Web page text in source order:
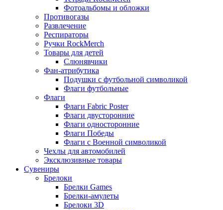
Фотоальбомы и обложки
Противогазы
Развлечение
Респираторы
Ручки RockMerch
Товары для детей
Слюнявчики
Фан-атрибутика
Подушки с футбольной символикой
Флаги футбольные
Флаги
Флаги Fabric Poster
Флаги двусторонние
Флаги односторонние
Флаги Победы
Флаги с Военной символикой
Чехлы для автомобилей
Эксклюзивные товары
Сувениры
Брелоки
Брелки Games
Брелки-амулеты
Брелоки 3D